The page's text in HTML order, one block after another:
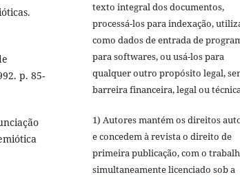
p. 85-
texto integral dos documentos,
processá-los para indexação,
como dados de entrada de
para softwares, ou usá-los para
qualquer outro propósito legal,
barreira financeira, legal ou
1) Autores mantém os direitos
e concedem à revista o direito de
primeira publicação, com o
simultaneamente licenciado sob a